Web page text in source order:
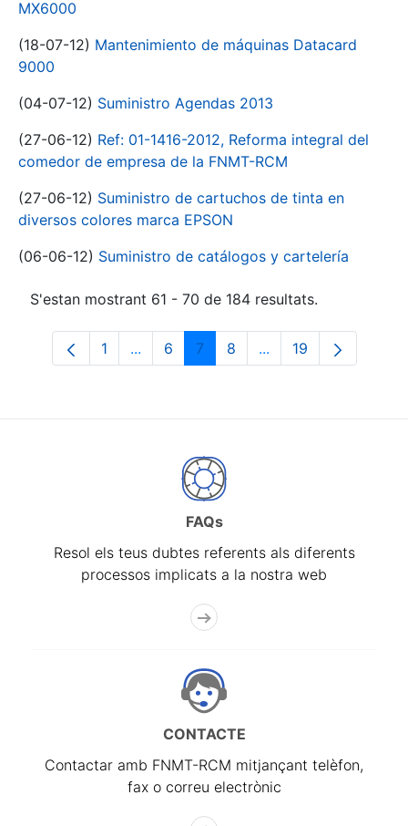
MX6000
(18-07-12) Mantenimiento de máquinas Datacard
9000
(04-07-12) Suministro Agendas 2013
(27-06-12) Ref: 01-1416-2012, Reforma integral del
comedor de empresa de la FNMT-RCM
(27-06-12) Suministro de cartuchos de tinta en
diversos colores marca EPSON
(06-06-12) Suministro de catálogos y cartelería
S'estan mostrant 61 - 70 de 184 resultats.
Pàgina
1 ...Pàgines intermèdies Utilitzeu TAB per
Pàgina
6 Pàgina
7 Pàgina
8 ...PàginesPàgina
19
FAQs
Resol els teus dubtes referents als diferents
processos implicats a la nostra web
CONTACTE
Contactar amb FNMT-RCM mitjançant telèfon,
fax o correu electrònic